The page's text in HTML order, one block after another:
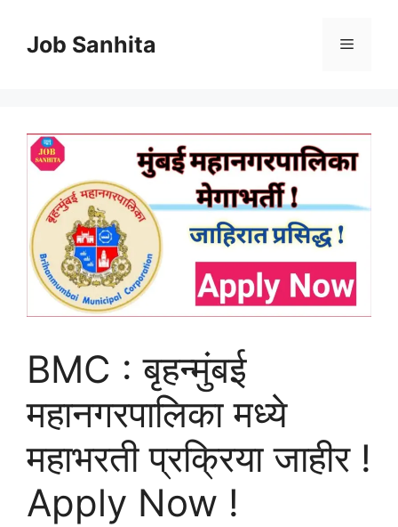
contentJob Sanhita Menu
BMC : बृहन्मुंबई
महानगरपालिका मध्ये
महाभरती प्रक्रिया जाहीर !
Apply Now !